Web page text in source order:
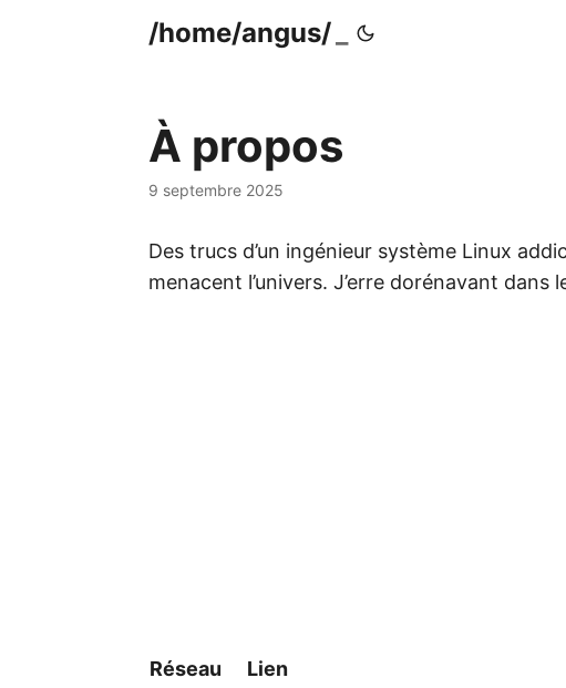
/home/angus/
À propos
9 septembre 2025
Des trucs d’un ingénieur système Linux
menacent l’univers. J’erre dorénavant
Réseau
Lien